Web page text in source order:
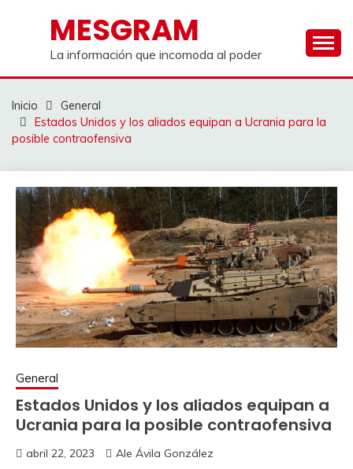
contenidoMESGRAM
La información que incomoda al poder
Inicio
General
Estados Unidos y los aliados equipan a Ucrania para la
posible contraofensiva
General
Estados Unidos y los aliados equipan a
Ucrania para la posible contraofensiva
abril 22, 2023 Ale Ávila González